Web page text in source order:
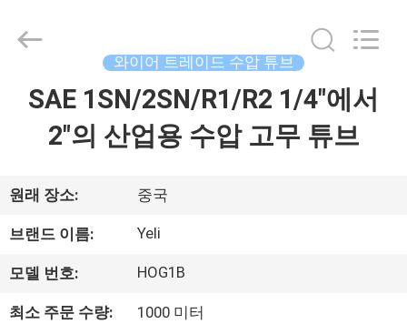
품
회
사
All
Rights
Developed
와이어 트레이드 수압 튜브
SAE 1SN/2SN/R1/R2 1/4"에서
2"의 산업용 수압 고무 튜브
원래 장소: 중국
브랜드 이름: Yeli
모델 번호: HOG1B
최소 주문 수량: 1000 미터